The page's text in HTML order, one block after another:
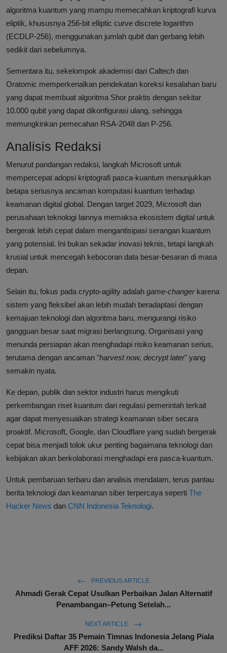
algoritma kuantum yang mampu memecahkan kriptografi kurva
eliptik, khususnya 256-bit elliptic curve discrete logarithm
(ECDLP-256), menggunakan jumlah qubit dan gerbang lebih
sedikit dari sebelumnya.
Sementara itu, sekelompok akademisi dari Caltech dan
Oratomic memperkenalkan pendekatan koreksi kesalahan baru
yang dapat membuat algoritma Shor praktis dengan sekitar
10.000 qubit yang dapat dikonfigurasi ulang, sehingga
memungkinkan pemecahan RSA-2048 dan P-256.
Analisis Redaksi
Menurut pandangan redaksi, langkah Microsoft untuk
mempercepat adopsi kriptografi pasca-kuantum menunjukkan
betapa seriusnya ancaman komputasi kuantum terhadap
keamanan digital global. Dengan target 2029, Microsoft dan
perusahaan teknologi lainnya memaksa ekosistem digital untuk
bergerak lebih cepat dalam mengantisipasi serangan kuantum
yang potensial. Ini bukan sekadar inovasi teknis, tetapi langkah
krusial untuk mencegah kebocoran data besar-besaran di masa
depan.
Selain itu, fokus pada crypto-agility adalah game-changerkarena
sistem yang fleksibel akan lebih mudah beradaptasi dengan
kemajuan teknologi dan algoritma baru, mengurangi risiko
gangguan besar saat migrasi berlangsung. Organisasi yang
menunda persiapan akan menghadapi risiko keamanan serius,
terutama dengan ancaman "harvest now, decrypt later" yang
semakin nyata.
Ke depan, publik dan sektor industri harus mengikuti
perkembangan riset kuantum dan regulasi pemerintah terkait
agar dapat menyesuaikan strategi keamanan siber secara
proaktif. Microsoft, Google, dan Cloudflare yang sudah bergerak
cepat bisa menjadi tolok ukur penting bagaimana teknologi dan
kebijakan akan berkolaborasi menghadapi era pasca-kuantum.
Untuk pembaruan terbaru dan analisis mendalam, terus pantau
berita teknologi dan keamanan siber terpercaya seperti The
Hacker News dan CNN Indonesia Teknologi.
PREVIOUS ARTICLE
Ahmadi Gerak Cepat Usulkan Perbaikan Jalan Alternatif
Penambangan–Petung Setelah...
NEXT ARTICLE
Prediksi Daftar 35 Pemain Timnas Indonesia Jelang Piala
AFF 2026: Sandy Walsh da...